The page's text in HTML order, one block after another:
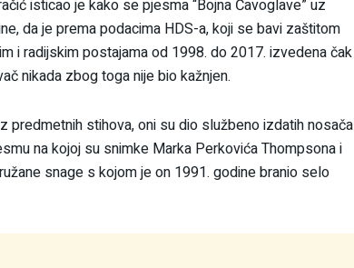
isticao je kako se pjesma “Bojna Čavoglave” uz
da je prema podacima HDS-a, koji se bavi zaštitom
i radijskim postajama od 1998. do 2017. izvedena čak
nikada zbog toga nije bio kažnjen.
predmetnih stihova, oni su dio službeno izdatih nosača
na kojoj su snimke Marka Perkovića Thompsona i
snage s kojom je on 1991. godine branio selo